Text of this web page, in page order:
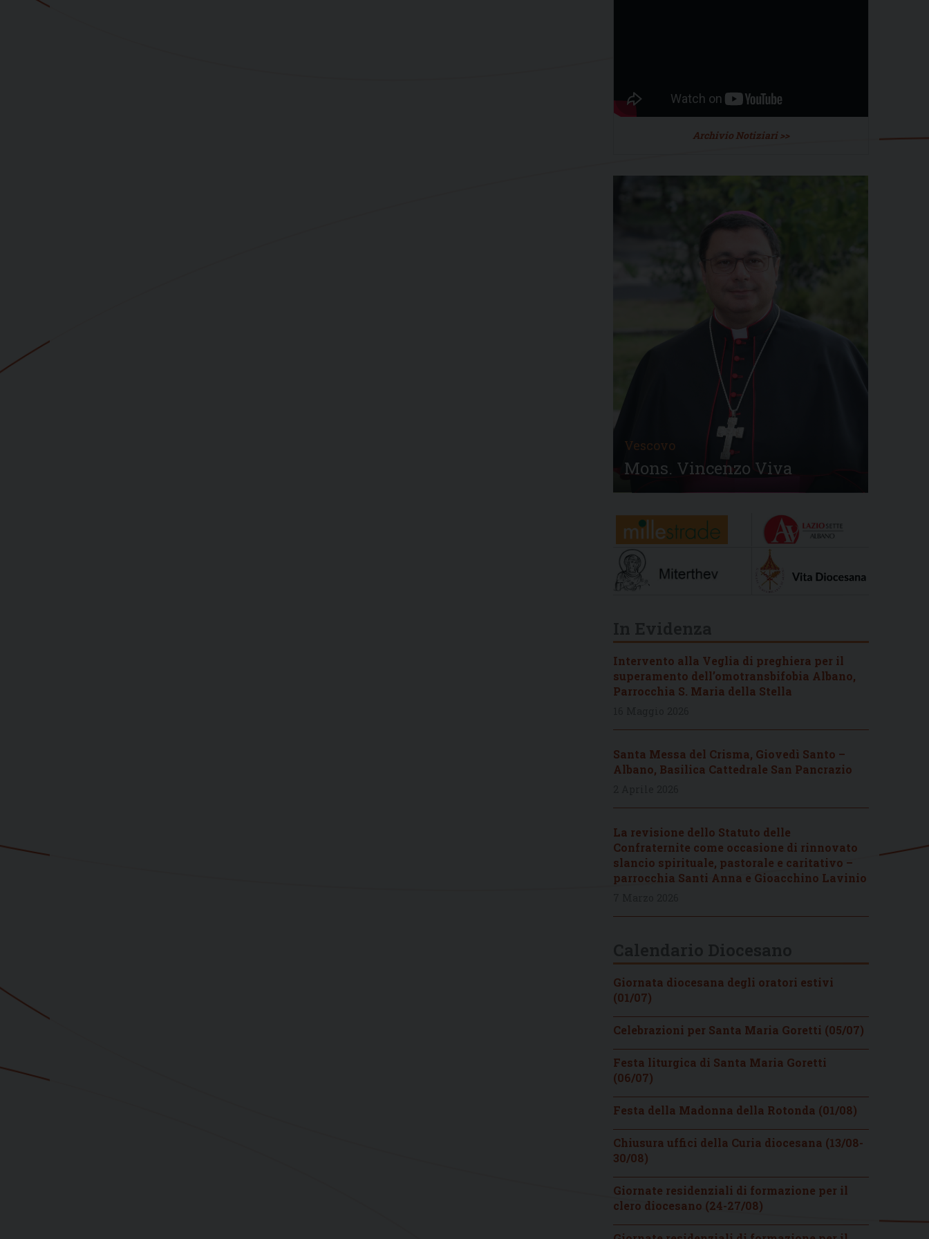
Archivio Notiziari >>
Vescovo
Mons. Vincenzo Viva
Intervento alla Veglia di preghiera per il
superamento dell’omotransbifobia Albano,
Parrocchia S. Maria della Stella
Santa Messa del Crisma, Giovedì Santo –
Albano, Basilica Cattedrale San Pancrazio
La revisione dello Statuto delle
Confraternite come occasione di rinnovato
slancio spirituale, pastorale e caritativo –
parrocchia Santi Anna e Gioacchino Lavinio
Giornata diocesana degli oratori estivi
(01/07)
Celebrazioni per Santa Maria Goretti (05/07)
Festa liturgica di Santa Maria Goretti
(06/07)
Festa della Madonna della Rotonda (01/08)
Chiusura uffici della Curia diocesana (13/08-
30/08)
Giornate residenziali di formazione per il
clero diocesano (24-27/08)